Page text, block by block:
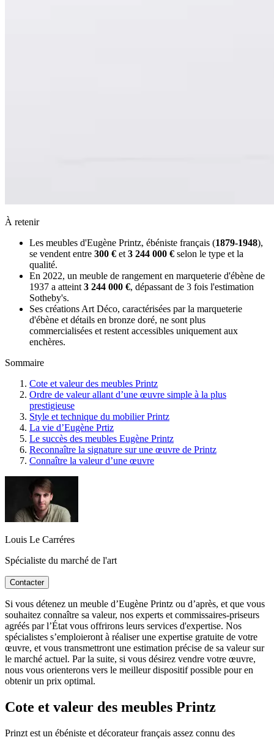
À retenir
Les meubles d'Eugène Printz, ébéniste français (1879-1948),
se vendent entre 300 € et 3 244 000 € selon le type et la
qualité.
En 2022, un meuble de rangement en marqueterie d'ébène de
1937 a atteint 3 244 000 €, dépassant de 3 fois l'estimation
Sotheby's.
Ses créations Art Déco, caractérisées par la marqueterie
d'ébène et détails en bronze doré, ne sont plus
commercialisées et restent accessibles uniquement aux
enchères.
Sommaire
Cote et valeur des meubles Printz
Ordre de valeur allant d’une œuvre simple à la plus
prestigieuse
Style et technique du mobilier Printz
La vie d’Eugène Prtiz
Le succès des meubles Eugène Printz
Reconnaître la signature sur une œuvre de Printz
Connaître la valeur d’une œuvre
Louis Le Carréres
Spécialiste du marché de l'art
Contacter
Si vous détenez un meuble d’Eugène Printz ou d’après, et que vous
souhaitez connaître sa valeur, nos experts et commissaires-priseurs
agréés par l’État vous offrirons leurs services d'expertise. Nos
spécialistes s’emploieront à réaliser une expertise gratuite de votre
œuvre, et vous transmettront une estimation précise de sa valeur sur
le marché actuel. Par la suite, si vous désirez vendre votre œuvre,
nous vous orienterons vers le meilleur dispositif possible pour en
obtenir un prix optimal.
Cote et valeur des meubles Printz
Prinzt est un ébéniste et décorateur français assez connu des